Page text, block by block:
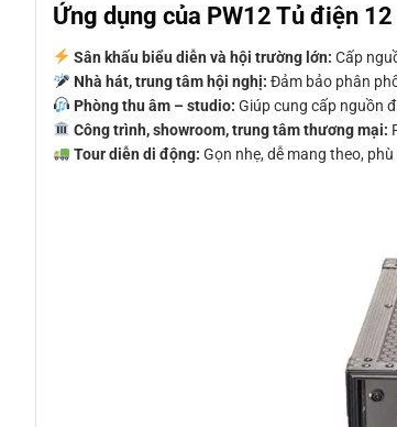
Ứng dụng của PW12 Tủ điện
Sân khấu biểu diễn và hội trường lớn: Cấp
Nhà hát, trung tâm hội nghị: Đảm bảo phân
Phòng thu âm – studio: Giúp cung cấp nguồn
Công trình, showroom, trung tâm thương mại:
Tour diễn di động: Gọn nhẹ, dễ mang theo,